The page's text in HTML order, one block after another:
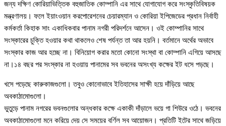
জন্য দক্ষিণ কোরিয়াভিত্তিক বহুজাতিক কোম্পানি এর সাথে যোগাযোগ করে সংস্কৃতিবিষয়ক
মন্ত্রণালয়। ফলে ইয়াংওয়ান করপোরেশনের চেয়ারম্যান ও কোরিয়া ইপিজেডের প্রধান নির্বাহী
কর্মকর্তা কিহাক সাং একাধিকবার পানাম নগরী পরিদর্শনে আসেন। ওই কোম্পানির সাথে
সংস্কারের চুক্তি হওয়ার কথা থাকলেও শেষ পর্যন্ত তা আর হয়নি। বর্তমানে অর্থের অভাবে
সংস্কার কাজ আর হচ্ছে না। বিনিয়োগ করার মতো কোনো সংস্থা বা কোম্পানি এগিয়ে আসছে
না।১৪ বছর পর সংস্কার না হওয়ায় পানামের সব ভবনের অসংখ্য কক্ষের ইট ধসে পড়ছে।
খসে পড়েছে কারুকাজগুলো। তবুও কোনোভাবে ইতিহাসের সাক্ষী হয়ে দাঁড়িয়ে আছে
অবকাঠামোগুলো।
ভুতুড়ে পানাম নগরের ভবনগুলোর অন্ধকার কক্ষে একাকী দাঁড়ালে ভয়ে গা শিউরে ওঠে। ভবনের
অবকাঠামোগুলো মনে করিয়ে দেয় সে সময়ের বর্ণিল সব আয়োজন। প্রতিটি ইটের সাথে জড়িয়ে